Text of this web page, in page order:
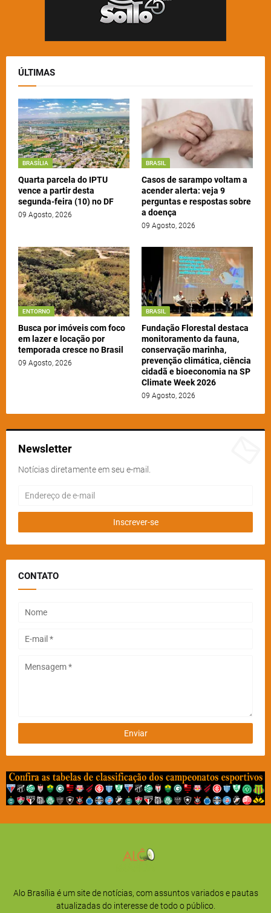
ÚLTIMAS
BRASÍLIA
Quarta parcela do IPTU
vence a partir desta
segunda-feira (10) no DF
09 Agosto, 2026
BRASIL
Casos de sarampo voltam a
acender alerta: veja 9
perguntas e respostas sobre
a doença
09 Agosto, 2026
ENTORNO
Busca por imóveis com foco
em lazer e locação por
temporada cresce no Brasil
09 Agosto, 2026
BRASIL
Fundação Florestal destaca
monitoramento da fauna,
conservação marinha,
prevenção climática, ciência
cidadã e bioeconomia na SP
Climate Week 2026
09 Agosto, 2026
Newsletter
Notícias diretamente em seu e-mail.
CONTATO
Alo Brasília é um site de notícias, com assuntos variados e pautas
atualizadas do interesse de todo o público.